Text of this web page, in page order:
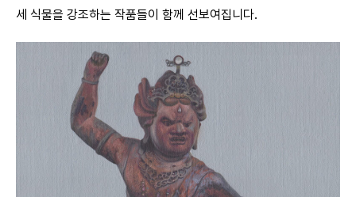
세 식물을 강조하는 작품들이 함께 선보여집니다.